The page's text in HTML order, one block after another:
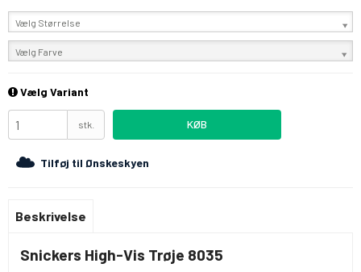
Vælg Størrelse
Vælg Farve
Vælg Variant
stk. KØB
Tilføj til Ønskeskyen
Beskrivelse
Snickers High-Vis Trøje 8035